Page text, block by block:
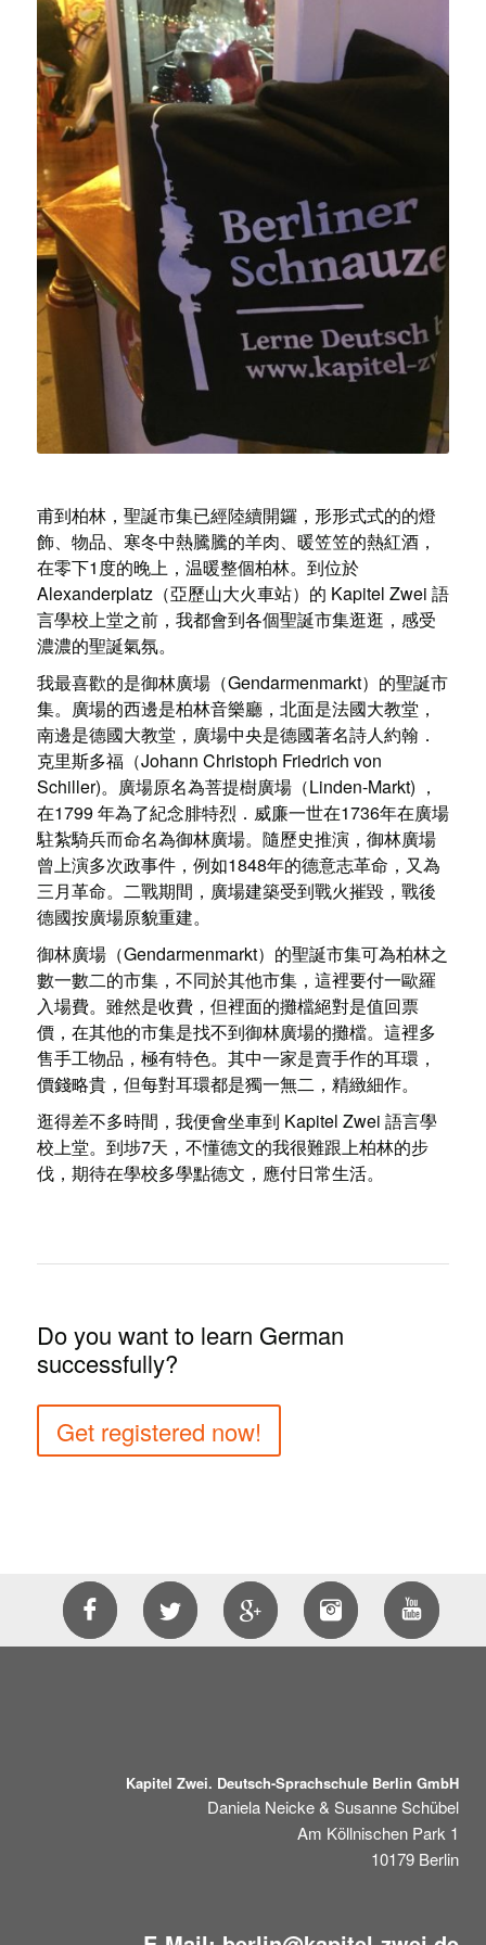
甫到柏林，聖誕市集已經陸續開鑼，形形式式的的燈
飾、物品、寒冬中熱騰騰的羊肉、暖笠笠的熱紅酒，
在零下1度的晚上，温暖整個柏林。到位於
Alexanderplatz（亞歷山大火車站）的 Kapitel Zwei 語
言學校上堂之前，我都會到各個聖誕市集逛逛，感受
濃濃的聖誕氣氛。
我最喜歡的是御林廣場（Gendarmenmarkt）的聖誕市
集。廣場的西邊是柏林音樂廳，北面是法國大教堂，
南邊是德國大教堂，廣場中央是德國著名詩人約翰．
克里斯多福（Johann Christoph Friedrich von
Schiller)。廣場原名為菩提樹廣場（Linden-Markt) ，
在1799 年為了紀念腓特烈．威廉一世在1736年在廣場
駐紮騎兵而命名為御林廣場。隨歷史推演，御林廣場
曾上演多次政事件，例如1848年的德意志革命，又為
三月革命。二戰期間，廣場建築受到戰火摧毀，戰後
德國按廣場原貌重建。
御林廣場（Gendarmenmarkt）的聖誕市集可為柏林之
數一數二的市集，不同於其他市集，這裡要付一歐羅
入場費。雖然是收費，但裡面的攤檔絕對是值回票
價，在其他的市集是找不到御林廣場的攤檔。這裡多
售手工物品，極有特色。其中一家是賣手作的耳環，
價錢略貴，但每對耳環都是獨一無二，精緻細作。
逛得差不多時間，我便會坐車到 Kapitel Zwei 語言學
校上堂。到埗7天，不懂德文的我很難跟上柏林的步
伐，期待在學校多學點德文，應付日常生活。
Do you want to learn German
successfully?
Get registered now!
Kapitel Zwei. Deutsch-Sprachschule Berlin GmbH
Daniela Neicke & Susanne Schübel
Am Köllnischen Park 1
10179 Berlin